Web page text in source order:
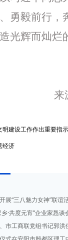
展“三八魅力女神”联谊
·共度元宵”企业家恳谈
工商联党组书记郭洪侠
勇毅前行，
光辉而灿烂
来
明建设工作作出重要指示
经济